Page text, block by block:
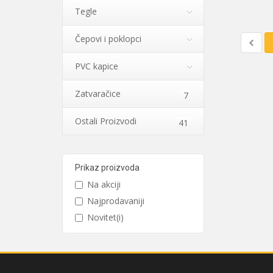
Tegle
Čepovi i poklopci
PVC kapice
Zatvaračice 7
Ostali Proizvodi 41
Prikaz proizvoda
Na akciji
Najprodavaniji
Novitet(i)